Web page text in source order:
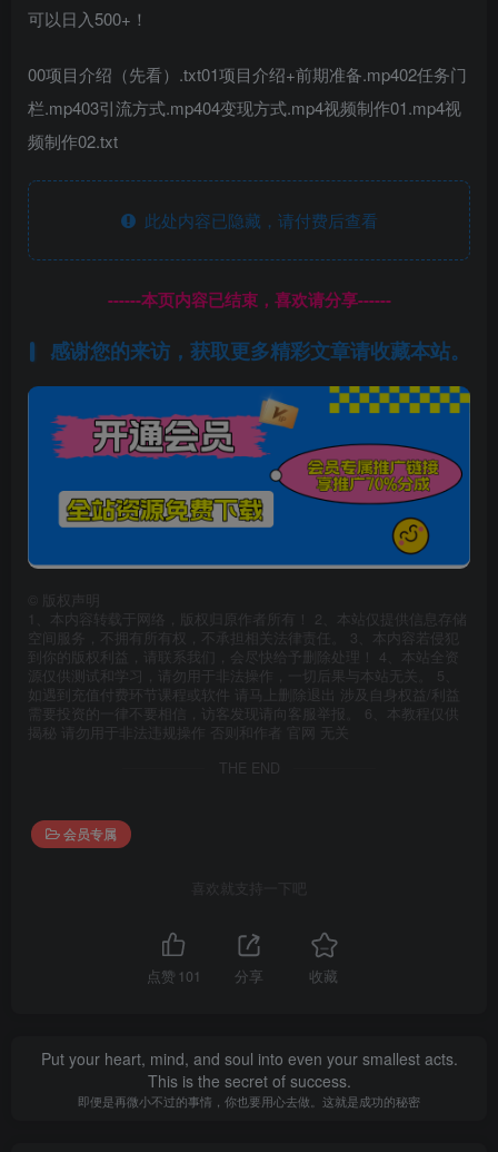
可以日入500+！
00项目介绍（先看）.txt01项目介绍+前期准备.mp402任务门
栏.mp403引流方式.mp404变现方式.mp4视频制作01.mp4视
频制作02.txt
此处内容已隐藏，请付费后查看
------本页内容已结束，喜欢请分享------
感谢您的来访，获取更多精彩文章请收藏本站。
版权声明
1、本内容转载于网络，版权归原作者所有！ 2、本站仅提供信息存储
空间服务，不拥有所有权，不承担相关法律责任。 3、本内容若侵犯
到你的版权利益，请联系我们，会尽快给予删除处理！ 4、本站全资
源仅供测试和学习，请勿用于非法操作，一切后果与本站无关。 5、
如遇到充值付费环节课程或软件 请马上删除退出 涉及自身权益/利益
需要投资的一律不要相信，访客发现请向客服举报。 6、本教程仅供
揭秘 请勿用于非法违规操作 否则和作者 官网 无关
THE END
会员专属
喜欢就支持一下吧
点赞 101 分享 收藏
Put your heart, mind, and soul into even your smallest acts.
This is the secret of success.
即便是再微小不过的事情，你也要用心去做。这就是成功的秘密